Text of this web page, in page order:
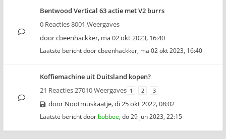
Bentwood Vertical 63 actie met V2 burrs
0 Reacties 8001 Weergaves
doorcbeenhackker, ma 02 okt 2023, 16:40
Laatste bericht doorcbeenhackker, ma 02 okt 2023, 16:40
Koffiemachine uit Duitsland kopen?
21 Reacties 27010 Weergaves 1 2 3
door Nootmuskaatje,di 25 okt 2022, 08:02
Laatste bericht door bobbee, do 29 jun 2023, 22:15